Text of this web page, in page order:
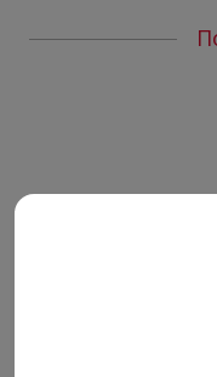
Ушные воронки без